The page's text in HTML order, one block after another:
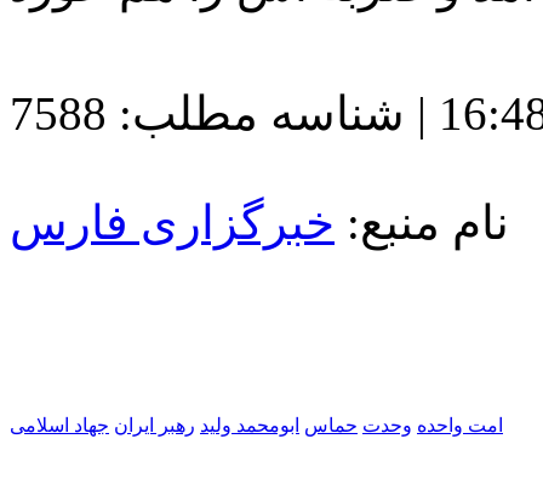
| شناسه مطلب: 7588
نام منبع: خبرگزاری فارس
امت واحده وحدت حماس ابومحمد ولید رهبر ایران جهاد اسلامی